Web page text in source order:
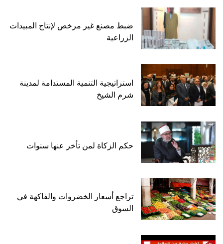
ضبط مصنع غير مرخص لإنتاج المبيدات
الزراعية
استراتيجية التنمية المستدامة لمدينة
شرم الشيخ
حكم الزكاة لمن تأخر عنها سنوات
تراجع أسعار الخضروات والفاكهة في
السوق